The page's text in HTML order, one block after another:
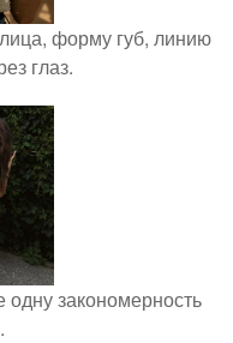
форму губ, линию
глаз.
закономерность